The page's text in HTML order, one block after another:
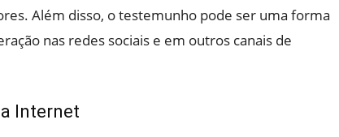
Além disso, o testemunho pode ser uma forma
nas redes sociais e em outros canais de
Internet